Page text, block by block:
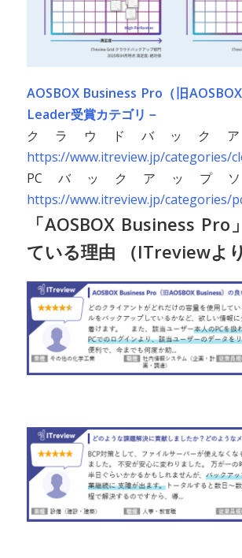
AOSBOX Business Pro（旧
Leader受賞カテゴリ－
クラウドバック
https://www.itreview.jp/categories/
PCバックアップ
https://www.itreview.jp/categories/
「AOSBOX Business
ている理由 （ITreviewより